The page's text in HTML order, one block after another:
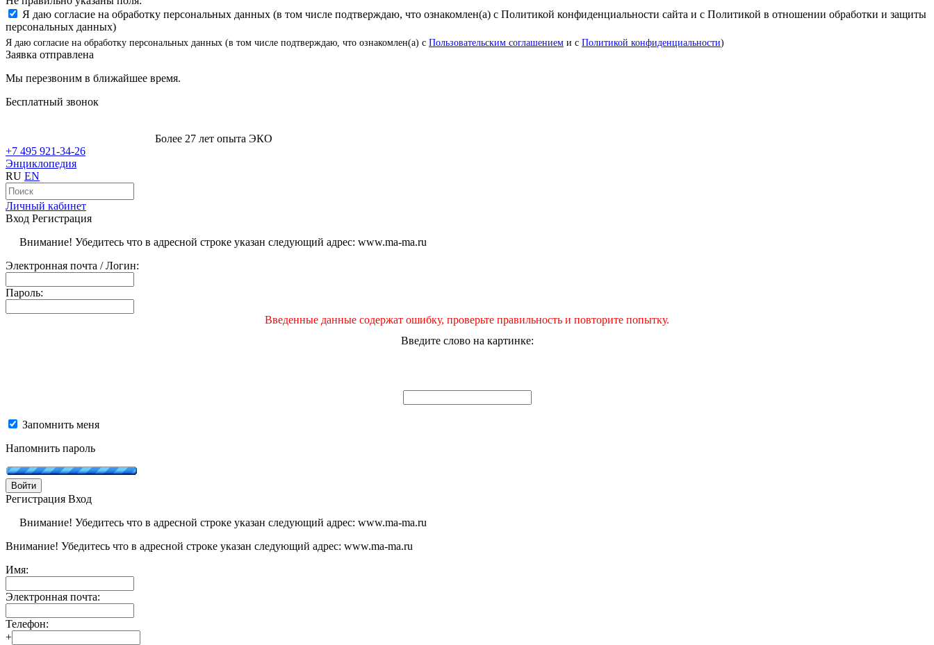
Я даю согласие на обработку персональных данных (в том числе подтверждаю, что ознакомлен(а) с Политикой конфиденциальности сайта и с Политикой в отношении обработки и защиты
персональных данных)
Я даю согласие на обработку персональных данных (в том числе подтверждаю, что ознакомлен(а) с Пользовательским соглашением и с Политикой конфиденциальности)
Заявка отправлена
Мы перезвоним в ближайшее время.
Бесплатный звонок
Более 27 лет опыта ЭКО
+7 495 921-34-26
Энциклопедия
RU EN
Личный кабинет
Вход Регистрация
Внимание! Убедитесь что в адресной строке указан следующий адрес: www.ma-ma.ru
Электронная почта / Логин:
Пароль:
Введенные данные содержат ошибку, проверьте правильность и повторите попытку.
Введите слово на картинке:
Запомнить меня
Напомнить пароль
Войти
Регистрация Вход
Внимание! Убедитесь что в адресной строке указан следующий адрес: www.ma-ma.ru
Внимание! Убедитесь что в адресной строке указан следующий адрес: www.ma-ma.ru
Имя:
Электронная почта:
Телефон:
+